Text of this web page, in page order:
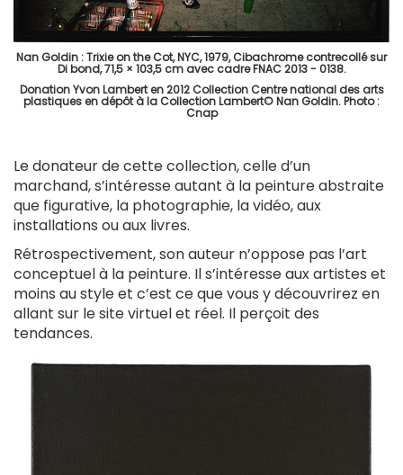
Nan Goldin : Trixie on the Cot, NYC, 1979, Cibachrome contrecollé sur
Di bond, 71,5 × 103,5 cm avec cadre FNAC 2013 - 0138.
Donation Yvon Lambert en 2012 Collection Centre national des arts
plastiques en dépôt à la Collection Lambert© Nan Goldin. Photo :
Cnap
Le donateur de cette collection, celle d’un
marchand, s’intéresse autant à la peinture abstraite
que figurative, la photographie, la vidéo, aux
installations ou aux livres.
Rétrospectivement, son auteur n’oppose pas l’art
conceptuel à la peinture. Il s’intéresse aux artistes et
moins au style et c’est ce que vous y découvrirez en
allant sur le site virtuel et réel. Il perçoit des
tendances.